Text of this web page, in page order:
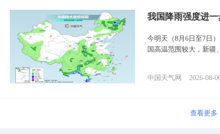
我国降雨强度进
今明天（8月6日至7日
国高温范围较大，新疆
中国天气网 2026-08-
查看更多